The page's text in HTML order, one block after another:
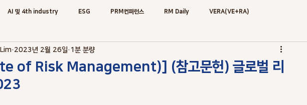
AI 및 4th industry ESG PRM컨퍼런스 RM Daily VERA(VE+RA)
Risk Knowledge.Concept
of Risk Management)] (참고문헌) 글로벌 리
2023년 2월 26일 1분 분량